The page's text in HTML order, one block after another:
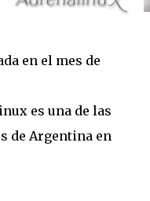
en el mes de
es una de las
de Argentina en